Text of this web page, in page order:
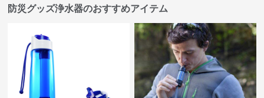
防災グッズ浄水器のおすすめアイテム